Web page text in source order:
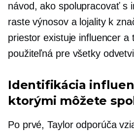
návod, ako spolupracovať s
raste výnosov a lojality k
priestor existuje influencer a
použiteľná pre všetky
Identifikácia
ktorými môžete
Po prvé, Taylor odporúča